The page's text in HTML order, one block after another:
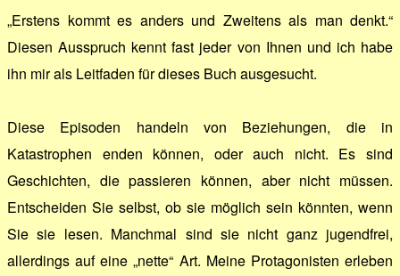
„Erstens kommt es anders und Zweitens als man denkt.“
Diesen Ausspruch kennt fast jeder von Ihnen und ich habe
ihn mir als Leitfaden für dieses Buch ausgesucht.
Diese Episoden handeln von Beziehungen, die in
Katastrophen enden können, oder auch nicht. Es sind
Geschichten, die passieren können, aber nicht müssen.
Entscheiden Sie selbst, ob sie möglich sein könnten, wenn
Sie sie lesen. Manchmal sind sie nicht ganz jugendfrei,
allerdings auf eine „nette“ Art. Meine Protagonisten erleben